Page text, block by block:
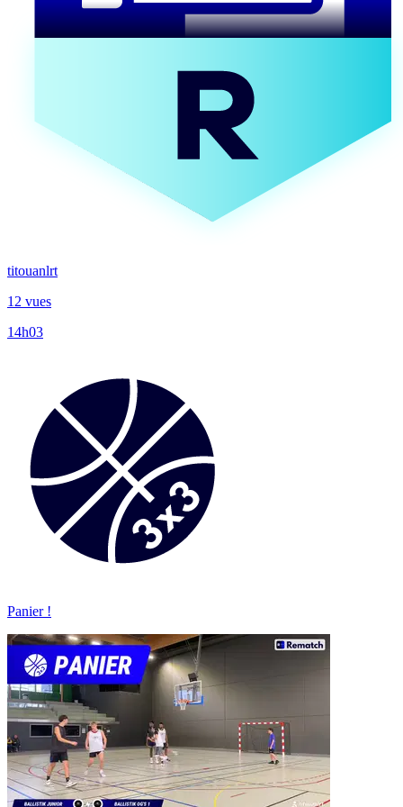
titouanlrt
12 vues
14h03
Panier !